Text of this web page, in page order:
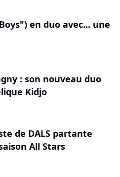
en duo avec... une
: son nouveau duo
Kidjo
de DALS partante
All Stars